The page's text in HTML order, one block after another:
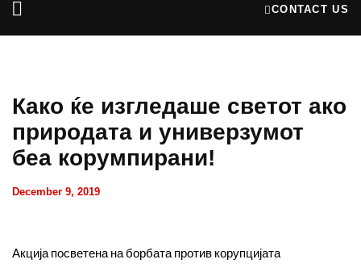
CONTACT US
Како ќе изгледаше светот ако
природата и универзумот
беа корумпирани!
December 9, 2019
Aкција посветена на борбата против корупцијата